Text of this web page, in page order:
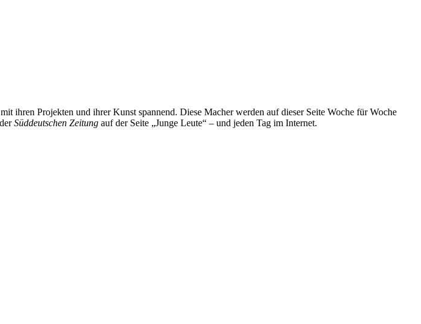
ihren Projekten und ihrer Kunst spannend. Diese Macher werden auf dieser Seite Woche für Woche
Süddeutschen Zeitung auf der Seite „Junge Leute“ – und jeden Tag im Internet.